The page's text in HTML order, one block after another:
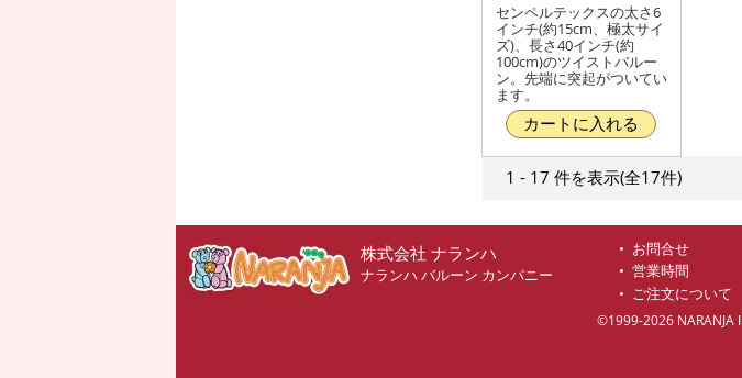
センペルテックスの太さ6
インチ(約15cm、極太サイ
ズ)、長さ40インチ(約
100cm)のツイストバルー
ン。先端に突起がついてい
ます。
カートに入れる
1 - 17 件を表示(全17件)
株式会社 ナランハ
ナランハ バルーン カンパニー
お問合せ
営業時間
ご注文について
©1999-2026 NARANJA